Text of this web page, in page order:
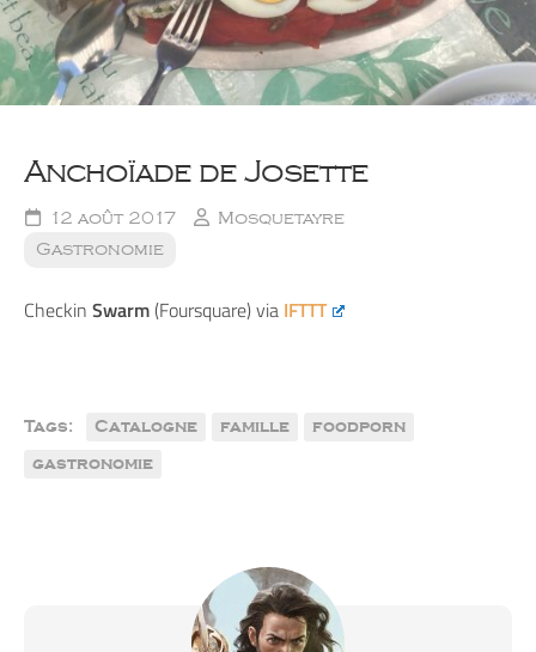
Anchoïade de Josette
12 août 2017
Mosquetayre
Gastronomie
Checkin Swarm (Foursquare) via IFTTT
Tags: Catalogne famille
foodporn
gastronomie